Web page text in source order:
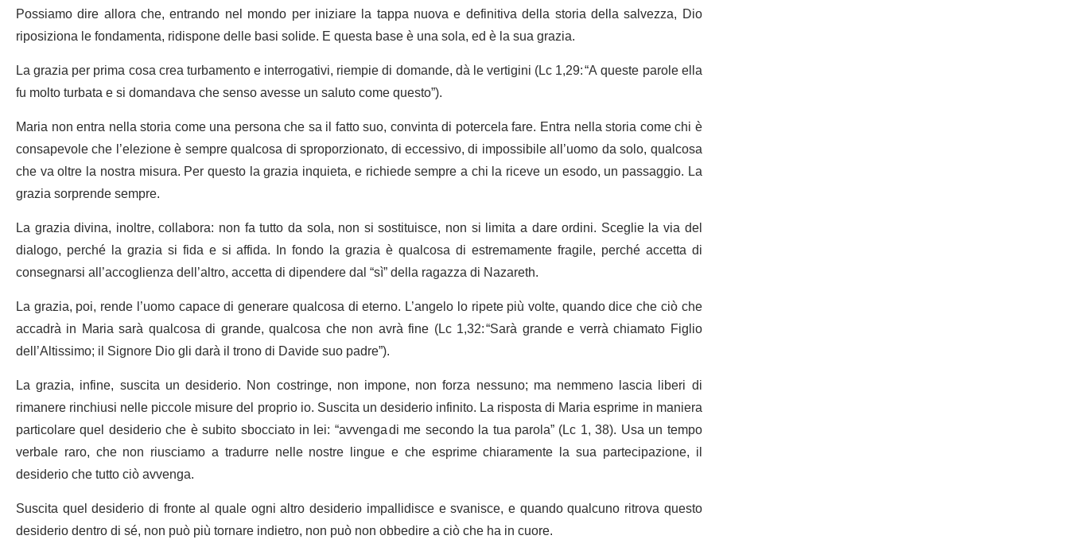
Possiamo dire allora che, entrando nel mondo per iniziare la tappa nuova e definitiva della storia della salvezza, Dio
riposiziona le fondamenta, ridispone delle basi solide. E questa base è una sola, ed è la sua grazia.
La grazia per prima cosa crea turbamento e interrogativi, riempie di domande, dà le vertigini (Lc 1,29: “A queste parole ella
fu molto turbata e si domandava che senso avesse un saluto come questo”).
Maria non entra nella storia come una persona che sa il fatto suo, convinta di potercela fare. Entra nella storia come chi è
consapevole che l’elezione è sempre qualcosa di sproporzionato, di eccessivo, di impossibile all’uomo da solo, qualcosa
che va oltre la nostra misura. Per questo la grazia inquieta, e richiede sempre a chi la riceve un esodo, un passaggio. La
grazia sorprende sempre.
La grazia divina, inoltre, collabora: non fa tutto da sola, non si sostituisce, non si limita a dare ordini. Sceglie la via del
dialogo, perché la grazia si fida e si affida. In fondo la grazia è qualcosa di estremamente fragile, perché accetta di
consegnarsi all’accoglienza dell’altro, accetta di dipendere dal “sì” della ragazza di Nazareth.
La grazia, poi, rende l’uomo capace di generare qualcosa di eterno. L’angelo lo ripete più volte, quando dice che ciò che
accadrà in Maria sarà qualcosa di grande, qualcosa che non avrà fine (Lc 1,32: “Sarà grande e verrà chiamato Figlio
dell’Altissimo; il Signore Dio gli darà il trono di Davide suo padre”).
La grazia, infine, suscita un desiderio. Non costringe, non impone, non forza nessuno; ma nemmeno lascia liberi di
rimanere rinchiusi nelle piccole misure del proprio io. Suscita un desiderio infinito. La risposta di Maria esprime in maniera
particolare quel desiderio che è subito sbocciato in lei: “avvenga di me secondo la tua parola” (Lc 1, 38). Usa un tempo
verbale raro, che non riusciamo a tradurre nelle nostre lingue e che esprime chiaramente la sua partecipazione, il
desiderio che tutto ciò avvenga.
Suscita quel desiderio di fronte al quale ogni altro desiderio impallidisce e svanisce, e quando qualcuno ritrova questo
desiderio dentro di sé, non può più tornare indietro, non può non obbedire a ciò che ha in cuore.